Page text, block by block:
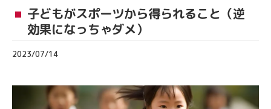
子どもがスポーツから得られること（逆
効果になっちゃダメ）
2023/07/14